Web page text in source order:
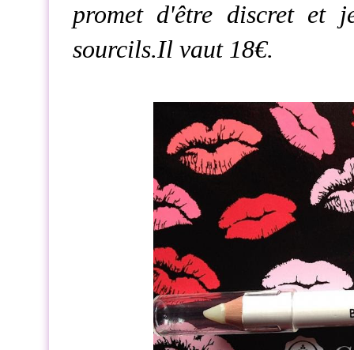
promet d'être discret et
sourcils.Il vaut 18€.